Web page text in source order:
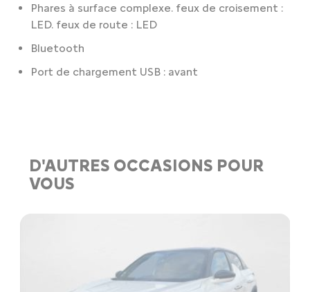
Phares à surface complexe. feux de croisement :
LED. feux de route : LED
Bluetooth
Port de chargement USB : avant
D'AUTRES OCCASIONS POUR
VOUS